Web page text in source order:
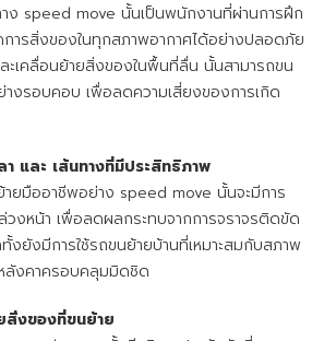
ง speed move นั้นเป็นพนักงานที่ผ่านการฝึก
ารสิ่งของในทุกสภาพอากาศได้อย่างปลอดภัย
ะเคลื่อนย้ายสิ่งของในพื้นที่ลื่น นั้นสามารถขน
างรอบคอบ เพื่อลดความเสี่ยงของการเกิด
า และ เส้นทางที่มีประสิทธิภาพ
ยมืออาชีพอย่าง speed move นั้นจะมีการ
วงหน้า เพื่อลดผลกระทบจากการจราจรติดขัด
งยังมีการใช้รถขนย้ายบ้านที่เหมาะสมกับสภาพ
ลังคาครอบคลุมมิดชิด
สิ่งของที่ขนย้าย